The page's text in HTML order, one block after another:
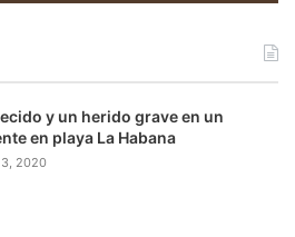
y un herido grave en un
en playa La Habana
2020